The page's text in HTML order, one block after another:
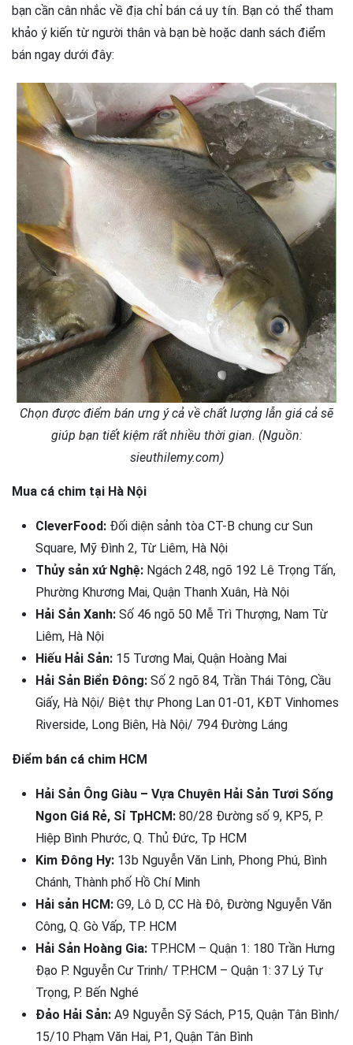
bạn cần cân nhắc về địa chỉ bán cá uy tín. Bạn có thể tham
khảo ý kiến từ người thân và bạn bè hoặc danh sách điểm
bán ngay dưới đây:
Chọn được điểm bán ưng ý cả về chất lượng lẫn giá cả sẽ
giúp bạn tiết kiệm rất nhiều thời gian. (Nguồn:
sieuthilemy.com)
Mua cá chim tại Hà Nội
CleverFood: Đối diện sảnh tòa CT-B chung cư Sun
Square, Mỹ Đình 2, Từ Liêm, Hà Nội
Thủy sản xứ Nghệ: Ngách 248, ngõ 192 Lê Trọng Tấn,
Phường Khương Mai, Quận Thanh Xuân, Hà Nội
Hải Sản Xanh: Số 46 ngõ 50 Mễ Trì Thượng, Nam Từ
Liêm, Hà Nội
Hiếu Hải Sản: 15 Tương Mai, Quận Hoàng Mai
Hải Sản Biển Đông: Số 2 ngõ 84, Trần Thái Tông, Cầu
Giấy, Hà Nội/ Biệt thự Phong Lan 01-01, KĐT Vinhomes
Riverside, Long Biên, Hà Nội/ 794 Đường Láng
Điểm bán cá chim HCM
Hải Sản Ông Giàu – Vựa Chuyên Hải Sản Tươi Sống
Ngon Giá Rẻ, Sỉ TpHCM: 80/28 Đường số 9, KP5, P.
Hiệp Bình Phước, Q. Thủ Đức, Tp HCM
Kim Đông Hy: 13b Nguyễn Văn Linh, Phong Phú, Bình
Chánh, Thành phố Hồ Chí Minh
Hải sản HCM: G9, Lô D, CC Hà Đô, Đường Nguyễn Văn
Công, Q. Gò Vấp, TP. HCM
Hải Sản Hoàng Gia: TP.HCM – Quận 1: 180 Trần Hưng
Đạo P. Nguyễn Cư Trinh/ TP.HCM – Quận 1: 37 Lý Tự
Trọng, P. Bến Nghé
Đảo Hải Sản: A9 Nguyễn Sỹ Sách, P15, Quận Tân Bình/
15/10 Phạm Văn Hai, P1, Quận Tân Bình